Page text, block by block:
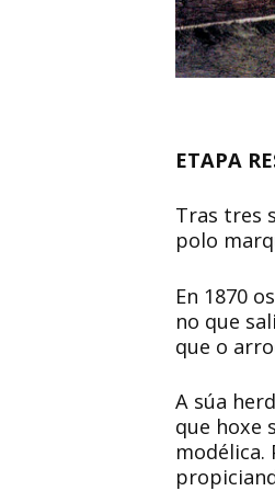
ETAPA
Tras tres
polo
En 1870
no que
que o
A súa
que hoxe
modélica.